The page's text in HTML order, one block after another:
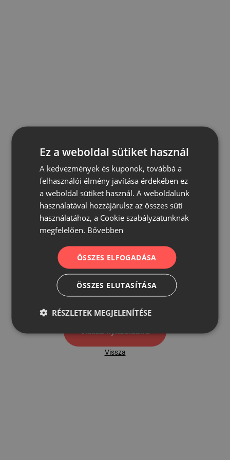
500
Vissza nyítóoldalra
Vissza
Ez a weboldal sütiket használ
A kedvezmények és kuponok, továbbá a
felhasználói élmény javítása érdekében ez
a weboldal sütiket használ. A weboldalunk
használatával hozzájárulsz az összes süti
használatához, a Cookie szabályzatunknak
megfelelően. Bővebben
ÖSSZES ELFOGADÁSA
ÖSSZES ELUTASÍTÁSA
RÉSZLETEK MEGJELENÍTÉSE